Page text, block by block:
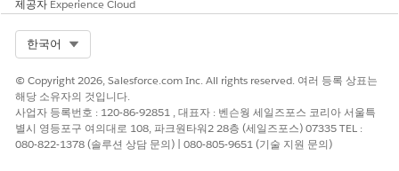
제공자 Experience Cloud
한국어
© Copyright 2026, Salesforce.com Inc. All rights reserved. 여러 등록 상표는
해당 소유자의 것입니다.
사업자 등록번호 : 120-86-92851 , 대표자 : 벤슨웡 세일즈포스 코리아 서울특
별시 영등포구 여의대로 108, 파크원타워2 28층 (세일즈포스) 07335 TEL :
080-822-1378 (솔루션 상담 문의) | 080-805-9651 (기술 지원 문의)